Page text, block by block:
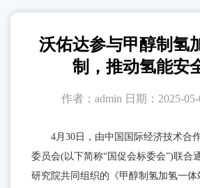
设
备
甲
醇
制
催
化
剂
例
佑
沃佑达参与甲醇制氢
制，推动氢能安
作者：admin 日期：2025-
4月30日，由中国国际经济技术合
委员会(以下简称“国促会标委会”)联合
研究院共同组织的《甲醇制氢加氢一